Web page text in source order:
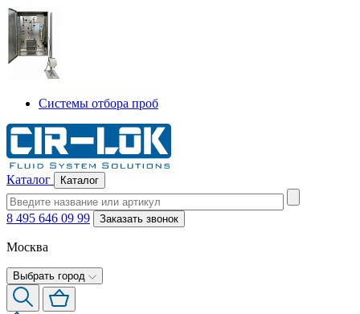
Системы отбора проб
Каталог Каталог
8 495 646 09 99 Заказать звонок
Москва
Выбрать город